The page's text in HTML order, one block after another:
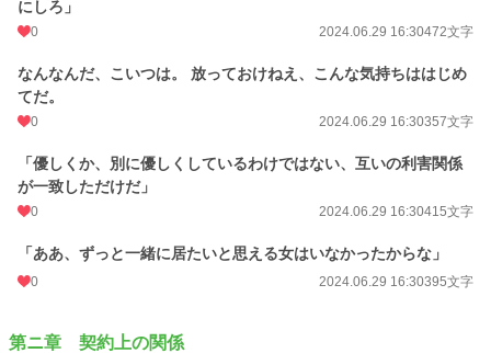
にしろ」
0 2024.06.29 16:30472文字
なんなんだ、こいつは。 放っておけねえ、こんな気持ちははじめ
てだ。
0 2024.06.29 16:30357文字
「優しくか、別に優しくしているわけではない、互いの利害関係
が一致しただけだ」
0 2024.06.29 16:30415文字
「ああ、ずっと一緒に居たいと思える女はいなかったからな」
0 2024.06.29 16:30395文字
第ニ章 契約上の関係